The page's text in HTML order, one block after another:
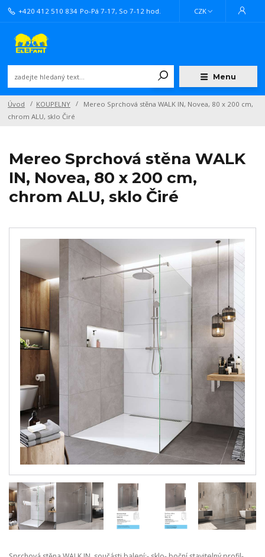
Menu
CZK
+420 412 510 834 Po-Pá 7-17, So 7-12 hod.
Úvod KOUPELNY
Mereo Sprchová stěna WALK IN, Novea, 80 x 200 cm,
chrom ALU, sklo Čiré
Mereo Sprchová stěna WALK
IN, Novea, 80 x 200 cm,
chrom ALU, sklo Čiré